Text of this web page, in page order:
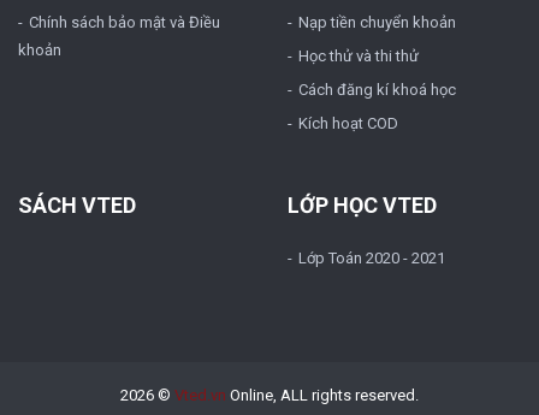
Chính sách bảo mật và Điều
khoản
Nạp tiền chuyển khoản
Học thử và thi thử
Cách đăng kí khoá học
Kích hoạt COD
SÁCH VTED LỚP HỌC VTED
Lớp Toán 2020 - 2021
2026 © Vted.vn Online, ALL rights reserved.